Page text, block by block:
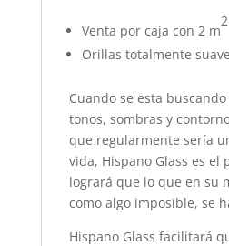
Venta por caja con 2 m
2
Orillas totalmente
Cuando se esta
tonos, sombras y
que regularmente sería
vida, Hispano Glass es el
logrará que lo que en su
como algo imposible, se
Hispano Glass facilitará